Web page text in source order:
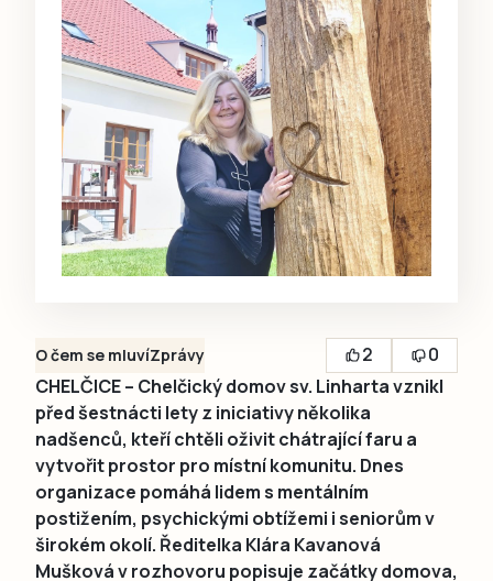
O čem se mluvíZprávy 2
0
CHELČICE – Chelčický domov sv. Linharta vznikl
před šestnácti lety z iniciativy několika
nadšenců, kteří chtěli oživit chátrající faru a
vytvořit prostor pro místní komunitu. Dnes
organizace pomáhá lidem s mentálním
postižením, psychickými obtížemi i seniorům v
širokém okolí. Ředitelka Klára Kavanová
Mušková v rozhovoru popisuje začátky domova,